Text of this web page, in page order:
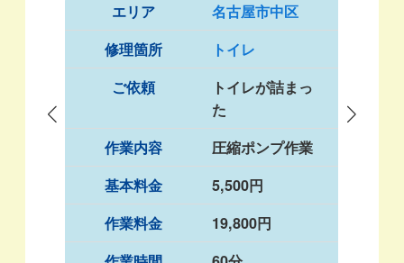
エリア
名古屋市中区
修理箇所
トイレ
ご依頼
トイレが詰まっ
た
作業内容
圧縮ポンプ作業
基本料金
5,500円
作業料金
19,800円